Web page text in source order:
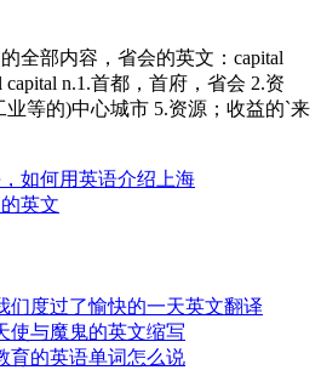
全部内容，省会的英文：capital
capital n.1.首都，首府，省会 2.资
业等的)中心城市 5.资源；收益的`来
如何用英语介绍上海
英文
们度过了愉快的一天英文翻译
使与魔鬼的英文缩写
育的英语单词怎么说